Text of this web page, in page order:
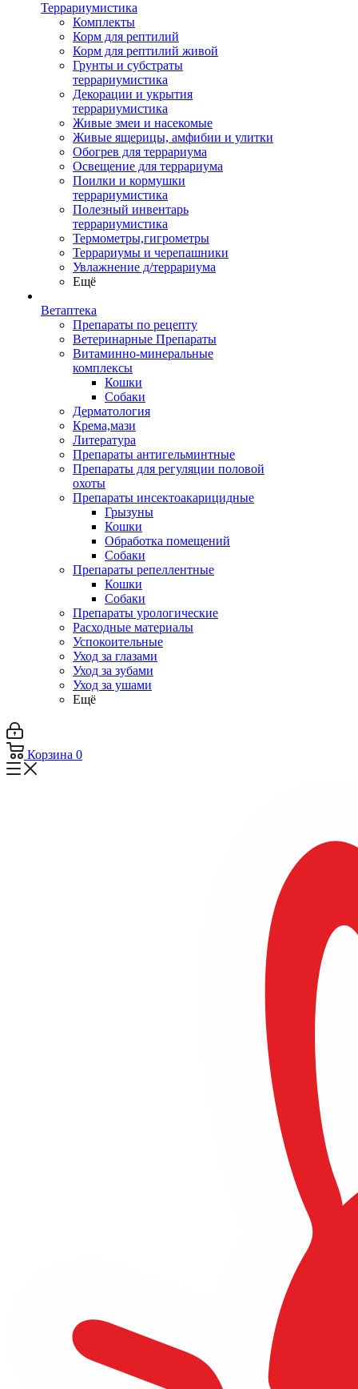
Террариумистика
Комплекты
Корм для рептилий
Корм для рептилий живой
Грунты и субстраты
террариумистика
Декорации и укрытия
террариумистика
Живые змеи и насекомые
Живые ящерицы, амфибии и улитки
Обогрев для террариума
Освещение для террариума
Поилки и кормушки
террариумистика
Полезный инвентарь
террариумистика
Термометры,гигрометры
Террариумы и черепашники
Увлажнение д/террариума
Ещё
Ветаптека
Препараты по рецепту
Ветеринарные Препараты
Витаминно-минеральные
комплексы
Кошки
Собаки
Дерматология
Крема,мази
Литература
Препараты антигельминтные
Препараты для регуляции половой
охоты
Препараты инсектоакарицидные
Грызуны
Кошки
Обработка помещений
Собаки
Препараты репеллентные
Кошки
Собаки
Препараты урологические
Расходные материалы
Успокоительные
Уход за глазами
Уход за зубами
Уход за ушами
Ещё
Корзина 0